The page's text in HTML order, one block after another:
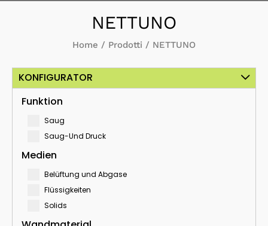
NETTUNO
Home / Prodotti / NETTUNO
KONFIGURATOR
Funktion
Saug
Saug-Und Druck
Medien
Belüftung und Abgase
Flüssigkeiten
Solids